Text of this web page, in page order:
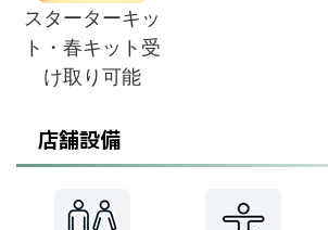
スターターキッ
ト・春キット受
け取り可能
店舗設備